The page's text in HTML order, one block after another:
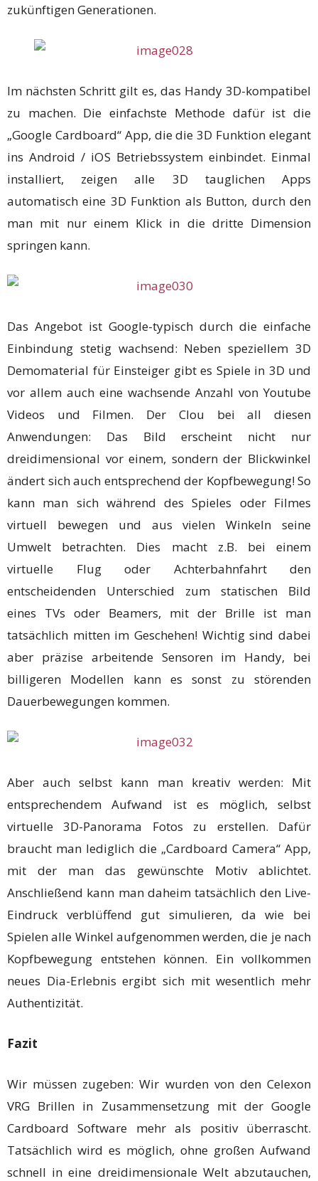
zukünftigen Generationen.
Im nächsten Schritt gilt es, das Handy 3D-kompatibel
zu machen. Die einfachste Methode dafür ist die
„Google Cardboard“ App, die die 3D Funktion elegant
ins Android / iOS Betriebssystem einbindet. Einmal
installiert, zeigen alle 3D tauglichen Apps
automatisch eine 3D Funktion als Button, durch den
man mit nur einem Klick in die dritte Dimension
springen kann.
Das Angebot ist Google-typisch durch die einfache
Einbindung stetig wachsend: Neben speziellem 3D
Demomaterial für Einsteiger gibt es Spiele in 3D und
vor allem auch eine wachsende Anzahl von Youtube
Videos und Filmen. Der Clou bei all diesen
Anwendungen: Das Bild erscheint nicht nur
dreidimensional vor einem, sondern der Blickwinkel
ändert sich auch entsprechend der Kopfbewegung! So
kann man sich während des Spieles oder Filmes
virtuell bewegen und aus vielen Winkeln seine
Umwelt betrachten. Dies macht z.B. bei einem
virtuelle Flug oder Achterbahnfahrt den
entscheidenden Unterschied zum statischen Bild
eines TVs oder Beamers, mit der Brille ist man
tatsächlich mitten im Geschehen! Wichtig sind dabei
aber präzise arbeitende Sensoren im Handy, bei
billigeren Modellen kann es sonst zu störenden
Dauerbewegungen kommen.
Aber auch selbst kann man kreativ werden: Mit
entsprechendem Aufwand ist es möglich, selbst
virtuelle 3D-Panorama Fotos zu erstellen. Dafür
braucht man lediglich die „Cardboard Camera“ App,
mit der man das gewünschte Motiv ablichtet.
Anschließend kann man daheim tatsächlich den Live-
Eindruck verblüffend gut simulieren, da wie bei
Spielen alle Winkel aufgenommen werden, die je nach
Kopfbewegung entstehen können. Ein vollkommen
neues Dia-Erlebnis ergibt sich mit wesentlich mehr
Authentizität.
Fazit
Wir müssen zugeben: Wir wurden von den Celexon
VRG Brillen in Zusammensetzung mit der Google
Cardboard Software mehr als positiv überrascht.
Tatsächlich wird es möglich, ohne großen Aufwand
schnell in eine dreidimensionale Welt abzutauchen,